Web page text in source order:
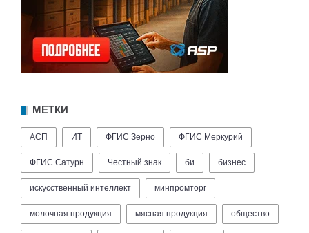
МЕТКИ
АСП ИТ ФГИС Зерно ФГИС Меркурий
ФГИС Сатурн Честный знак би бизнес
искусственный интеллект минпромторг
молочная продукция мясная продукция общество